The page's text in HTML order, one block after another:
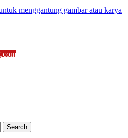
menggantung gambar atau karya
Search